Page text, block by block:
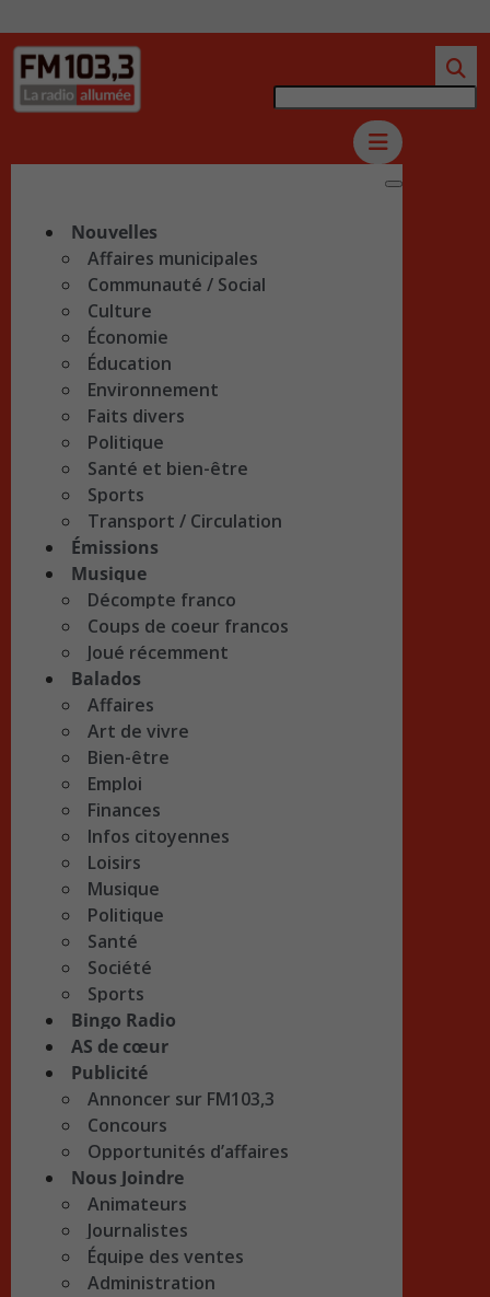
Nouvelles
Affaires municipales
Communauté / Social
Culture
Économie
Éducation
Environnement
Faits divers
Politique
Santé et bien-être
Sports
Transport / Circulation
Émissions
Musique
Décompte franco
Coups de coeur francos
Joué récemment
Balados
Affaires
Art de vivre
Bien-être
Emploi
Finances
Infos citoyennes
Loisirs
Musique
Politique
Santé
Société
Sports
Bingo Radio
AS de cœur
Publicité
Annoncer sur FM103,3
Concours
Opportunités d’affaires
Nous Joindre
Animateurs
Journalistes
Équipe des ventes
Administration